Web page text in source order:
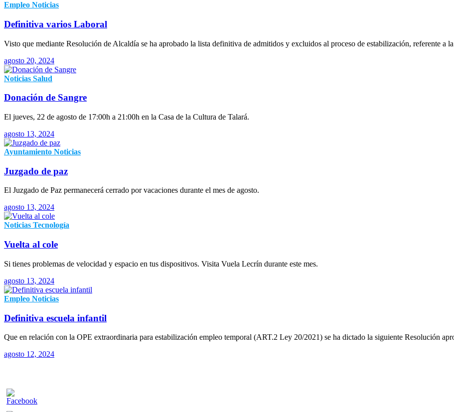
Empleo Noticias
Definitiva varios Laboral
Visto que mediante Resolución de Alcaldía se ha aprobado la lista definitiva de admitidos y excluidos al proceso de estabilización, referente a
agosto 20, 2024
Noticias Salud
Donación de Sangre
El jueves, 22 de agosto de 17:00h a 21:00h en la Casa de la Cultura de Talará.
agosto 13, 2024
Ayuntamiento Noticias
Juzgado de paz
El Juzgado de Paz permanecerá cerrado por vacaciones durante el mes de agosto.
agosto 13, 2024
Noticias Tecnología
Vuelta al cole
Si tienes problemas de velocidad y espacio en tus dispositivos. Visita Vuela Lecrín durante este mes.
agosto 13, 2024
Empleo Noticias
Definitiva escuela infantil
Que en relación con la OPE extraordinaria para estabilización empleo temporal (ART.2 Ley 20/2021) se ha dictado la siguiente Resolución
agosto 12, 2024